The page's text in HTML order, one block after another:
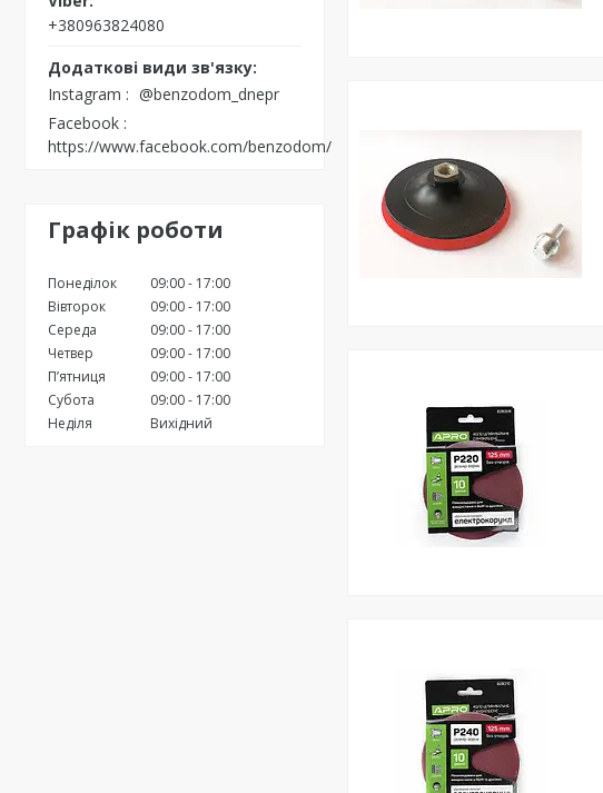
+380963824080
Instagram
@benzodom_dnepr
Facebook
https://www.facebook.com/benzodom/
Графік роботи
Понеділок 09:00
17:00
Вівторок
09:00
17:00
Середа
09:00
17:00
Четвер
09:00
17:00
Пʼятниця
09:00
17:00
Субота
09:00
17:00
Неділя
Вихідний